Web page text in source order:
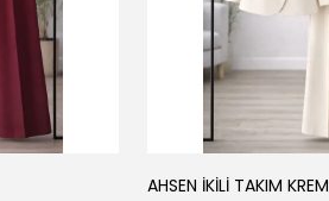
AHSEN İKİLİ TAKIM KREM